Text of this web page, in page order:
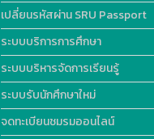
เปลี่ยนรหัสผ่าน SRU Passport
ระบบบริการการศึกษา
ระบบบริหารจัดการเรียนรู้
ระบบรับนักศึกษาใหม่
จดทะเบียนชมรมออนไลน์